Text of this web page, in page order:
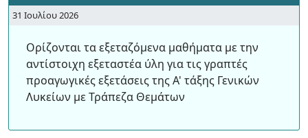
31 Ιουλίου 2026
Ορίζονται τα εξεταζόμενα μαθήματα με την
αντίστοιχη εξεταστέα ύλη για τις γραπτές
προαγωγικές εξετάσεις της Α' τάξης Γενικών
Λυκείων με Τράπεζα Θεμάτων